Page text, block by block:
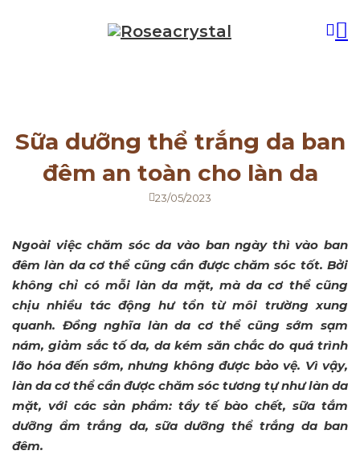
Sữa dưỡng thể trắng da ban
đêm an toàn cho làn da
23/05/2023
Ngoài việc chăm sóc da vào ban ngày thì vào ban
đêm làn da cơ thể cũng cần được chăm sóc tốt. Bởi
không chỉ có mỗi làn da mặt, mà da cơ thể cũng
chịu nhiều tác động hư tổn từ môi trường xung
quanh. Đồng nghĩa làn da cơ thể cũng sớm sạm
nám, giảm sắc tố da, da kém săn chắc do quá trình
lão hóa đến sớm, nhưng không được bảo vệ. Vì vậy,
làn da cơ thể cần được chăm sóc tương tự như làn da
mặt, với các sản phẩm: tẩy tế bào chết, sữa tắm
dưỡng ẩm trắng da, sữa dưỡng thể trắng da ban
đêm.